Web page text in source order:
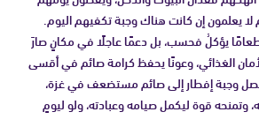
يعلمون إن كانت هناك وجبة تكفيهم اليوم.
يؤكلُ فحسب، بل دعمًا عاجلًا في مكانٍ صارَ
الغذائي، وعونًا يحفظ كرامة صائم في أقسى
دولارات، تصل وجبة إفطار إلى صائم مستضعف في غزة،
وتمنحه قوة ليكمل صيامه وعبادته، ولو ليومٍ